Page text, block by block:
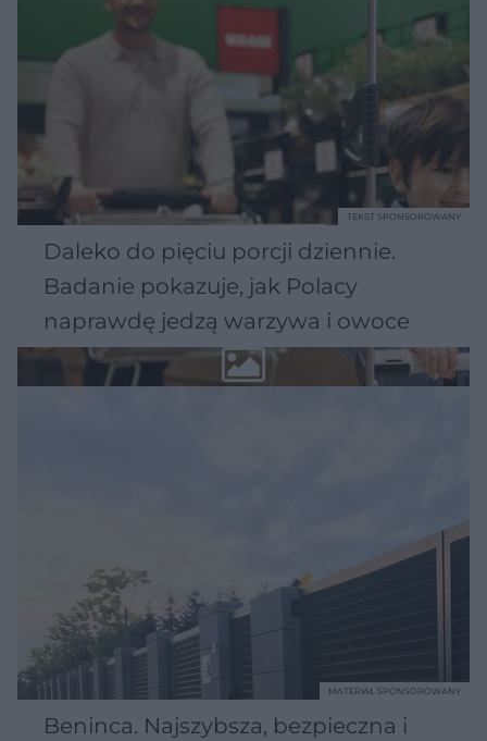
Daleko do pięciu porcji dziennie.
Badanie pokazuje, jak Polacy
naprawdę jedzą warzywa i owoce
TEKST SPONSOROWANY
Beninca. Najszybsza, bezpieczna i
MATERIAŁ SPONSOROWANY